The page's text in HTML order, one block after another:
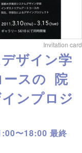
Invitation card
ザイン学
ースの 院
ンプロジ
〜18:00 最終